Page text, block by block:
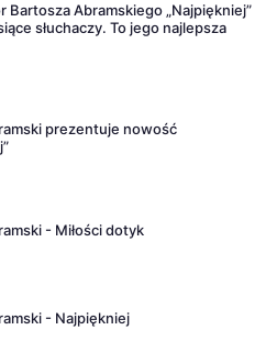
Bartosza Abramskiego „Najpiękniej”
słuchaczy. To jego najlepsza
prezentuje nowość
- Miłości dotyk
- Najpiękniej